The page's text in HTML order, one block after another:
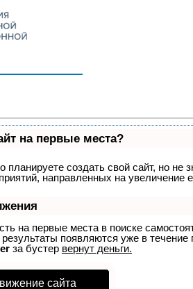
на первые места?
планируете создать свой сайт, но не
направленных на увеличение
на первые места в поиске
появляются уже в
за бустер вернут деньги.
сайта